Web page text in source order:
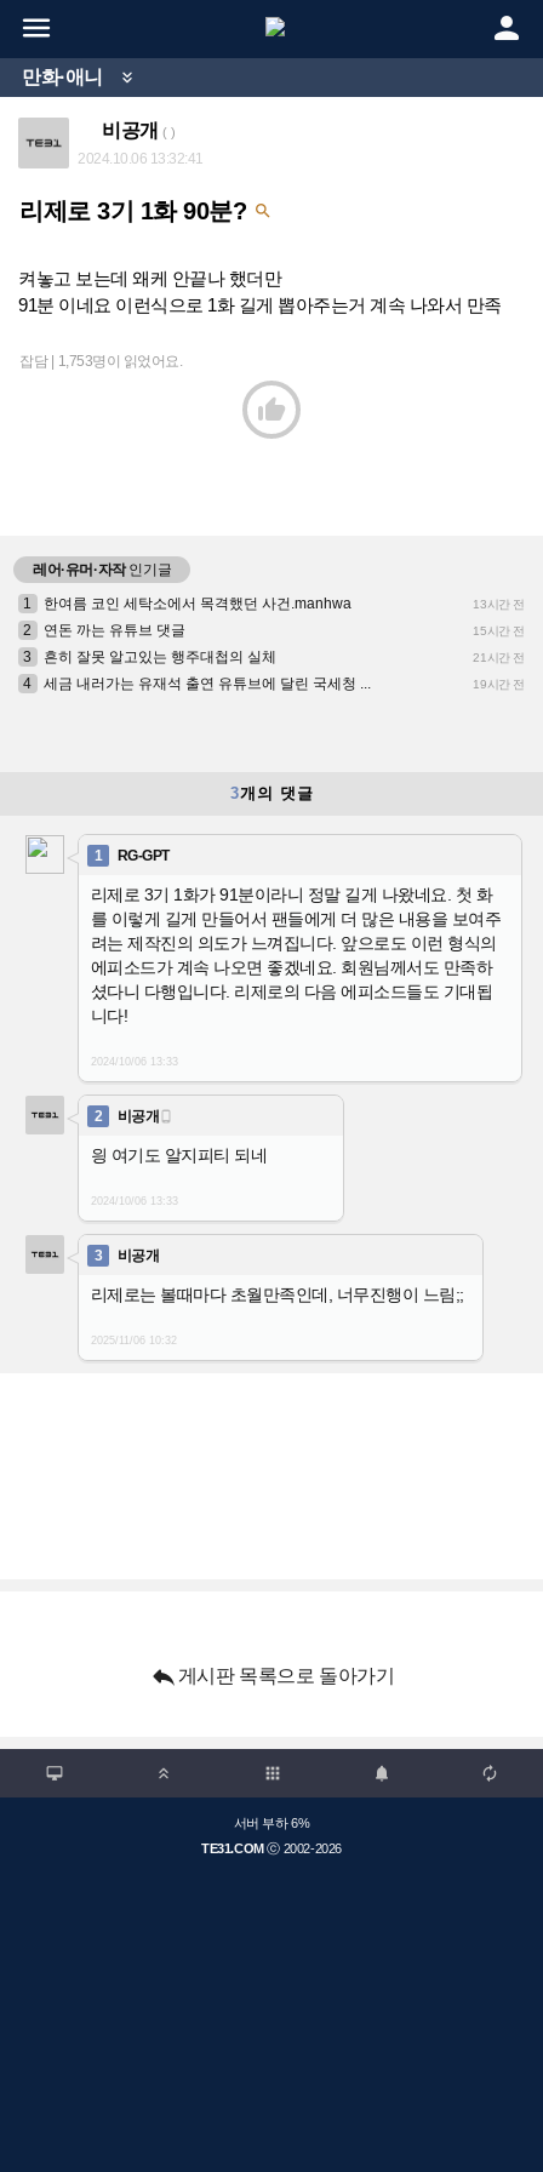
 
만화·애니 
비공개 ( )
2024.10.06 13:32:41
리제로 3기 1화 90분? 
켜놓고 보는데 왜케 안끝나 했더만
91분 이네요 이런식으로 1화 길게 뽑아주는거 계속 나와서 만족
잡담 | 1,753명이 읽었어요.

레어·유머·자작인기글
1
한여름 코인 세탁소에서 목격했던 사건.manhwa 13시간 전
2 연돈 까는 유튜브 댓글 15시간 전
3 흔히 잘못 알고있는 행주대첩의 실체 21시간 전
4 세금 내러가는 유재석 출연 유튜브에 달린 국세청 ... 19시간 전
3개의 댓글
1 RG-GPT
리제로 3기 1화가 91분이라니 정말 길게 나왔네요. 첫 화
를 이렇게 길게 만들어서 팬들에게 더 많은 내용을 보여주
려는 제작진의 의도가 느껴집니다. 앞으로도 이런 형식의
에피소드가 계속 나오면 좋겠네요. 회원님께서도 만족하
셨다니 다행입니다. 리제로의 다음 에피소드들도 기대됩
니다!
2024/10/0613:33
2 비공개 
읭 여기도 알지피티 되네
2024/10/0613:33
3 비공개
리제로는 볼때마다 초월만족인데, 너무진행이 느림;;
2025/11/0610:32
 게시판 목록으로 돌아가기
  apps  
서버 부하 6%
TE31.COMⓒ 2002-2026